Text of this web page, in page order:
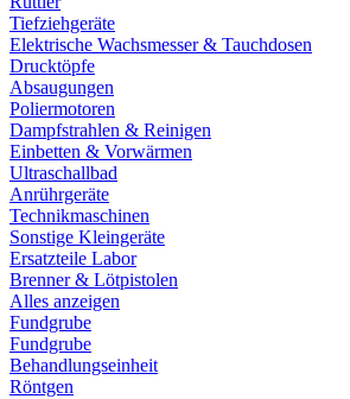
Tiefziehgeräte
Elektrische Wachsmesser & Tauchdosen
Drucktöpfe
Absaugungen
Poliermotoren
Dampfstrahlen & Reinigen
Einbetten & Vorwärmen
Ultraschallbad
Anrührgeräte
Technikmaschinen
Sonstige Kleingeräte
Ersatzteile Labor
Brenner & Lötpistolen
Alles anzeigen
Fundgrube
Fundgrube
Behandlungseinheit
Röntgen